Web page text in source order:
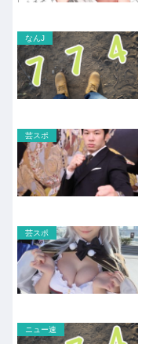
なんJ
芸スポ
芸スポ
ニュー速